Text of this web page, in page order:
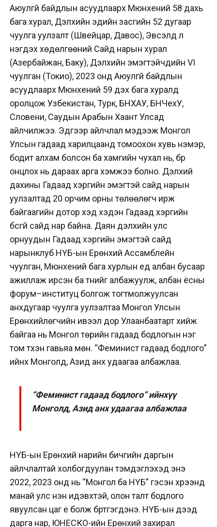
Аюулгүй байдлын асуудлаарх Мюнхений 58 дахь
бага хурал, Дэлхийн эдийн засгийн 52 дугаар
чуулга уулзалт (Швейцар, Давос), Эвсэлд үл
нэгдэх хөдөлгөөний Сайд нарын хурал
(Азербайжан, Баку), Дэлхийн эмэгтэйчүүдийн VI
чуулган (Токио), 2023 онд Аюулгүй байдлын
асуудлаарх Мюнхений 59 дэх бага хуралд
оролцож Узбекистан, Турк, БНХАУ, БНЧехУ,
Словени, Саудын Арабын Хаант Улсад
айлчилжээ. Эдгээр айлчлал мэдээж Монгол
Улсын гадаад харилцаанд томоохон хувь нэмэр,
бодит алхам болсон ба хамгийн чухал нь, бүр
онцлох нь дараах арга хэмжээ болно. Дэлхий
дахины Гадаад хэргийн эмэгтэй сайд нарын
уулзалтад 20 орчим орны төлөөлөгч ирж
байгаагийн дотор хэд хэдэн Гадаад хэргийн
бүсгүй сайд нар байна. Даян дэлхийн улс
орнуудын Гадаад хэргийн эмэгтэй сайд
нарынклуб НҮБ-ын Ерөнхий Ассамблейн
чуулган, Мюнхений бага хурлын үед албан бусаар
ажиллаж ирсэн ба түүнийг албажуулж, албан ёсны
форум–институц болгож тогтмолжуулсан
анхдугаар чуулга уулзалтаа Монгол Улсын
Ерөнхийлөгчийн ивээл дор Улаанбаатарт хийж
байгаа нь Монгол төрийн гадаад бодлогын нэг
том түүхэн гавьяа мөн. “Феминист гадаад бодлого”
ийнхүү Монголд, Азид анх удаагаа албажлаа.
“Феминист гадаад бодлого” ийнхүү
Монголд, Азид анх удаагаа албажлаа
НҮБ-ын Ерөнхий нарийн бичгийн даргын
айлчлалтай холбогдуулан тэмдэглэхэд энэ
2022, 2023 онд нь “Монгол ба НҮБ” гэсэн хүрээнд
манай улс нэн идэвхтэй, олон талт бодлого
явуулсан цаг үе болж бүртгэгдэнэ. НҮБ-ын дээд
дарга нар, ЮНЕСКО-ийн Ерөнхий захирал